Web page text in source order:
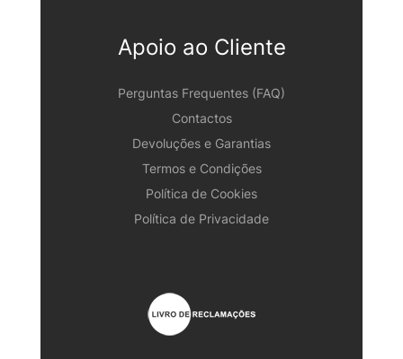
Apoio ao Cliente
Perguntas Frequentes (FAQ)
Contactos
Devoluções e Garantias
Termos e Condições
Política de Cookies
Política de Privacidade